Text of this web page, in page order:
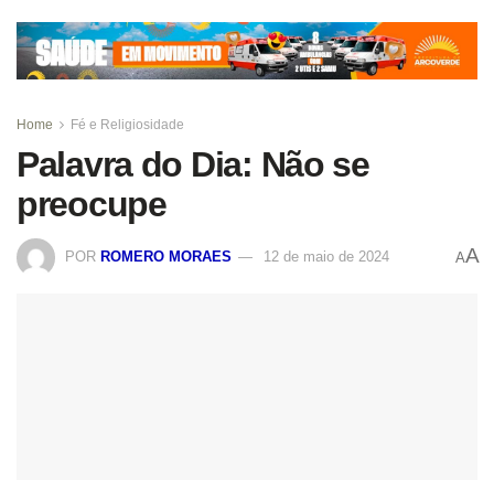
Home Fé e Religiosidade
Palavra do Dia: Não se
preocupe
POR ROMERO MORAES 12 de maio de 2024 AA